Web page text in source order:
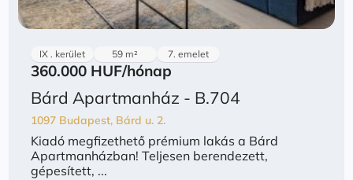
IX . kerület 59 m² 7. emelet
360.000 HUF/hónap
Bárd Apartmanház - B.704
1097 Budapest, Bárd u. 2.
Kiadó megfizethető prémium lakás a Bárd
Apartmanházban! Teljesen berendezett,
gépesített, ...